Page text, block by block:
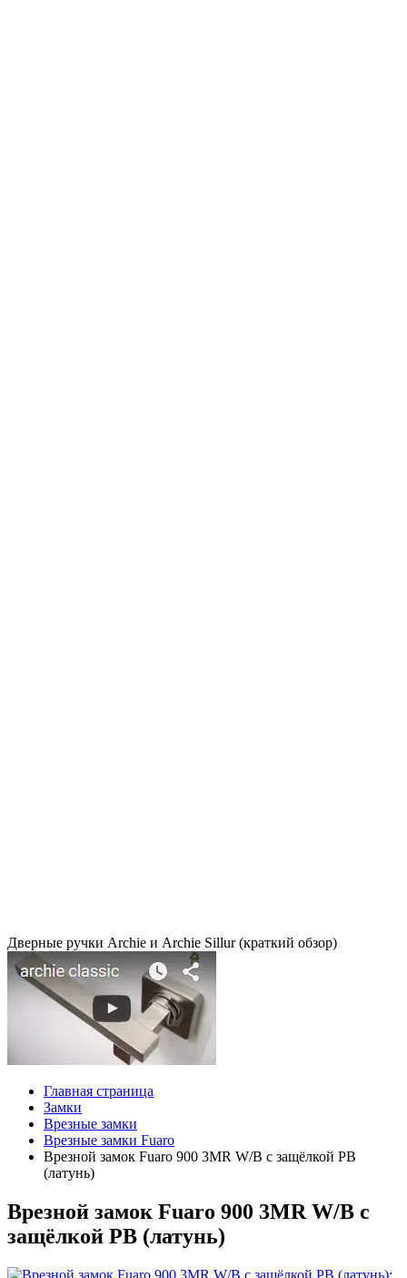
Дверные ручки Archie и Archie Sillur (краткий обзор)
Главная страница
Замки
Врезные замки
Врезные замки Fuaro
Врезной замок Fuaro 900 3MR W/B с защёлкой PB
(латунь)
Врезной замок Fuaro 900 3MR W/B с
защёлкой PB (латунь)